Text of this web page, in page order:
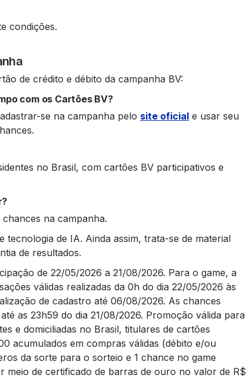
condições.
de crédito e débito da campanha BV:
com os Cartões BV?
se na campanha pelo site oficial e usar seu
no Brasil, com cartões BV participativos e
na campanha.
de IA. Ainda assim, trata-se de material
de resultados.
de 22/05/2026 a 21/08/2026. Para o game, a
válidas realizadas da 0h do dia 22/05/2026 às
de cadastro até 06/08/2026. As chances
as 23h59 do dia 21/08/2026. Promoção válida para
e domiciliadas no Brasil, titulares de cartões
acumulados em compras válidas (débito e/ou
da sorte para o sorteio e 1 chance no game
meio de certificado de barras de ouro no valor de R$